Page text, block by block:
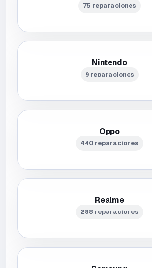
75 reparaciones
Nintendo
9 reparaciones
Oppo
440 reparaciones
Realme
288 reparaciones